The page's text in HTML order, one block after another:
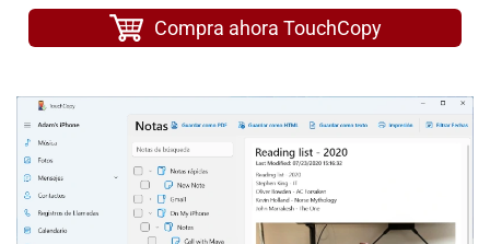
Compra ahora TouchCopy